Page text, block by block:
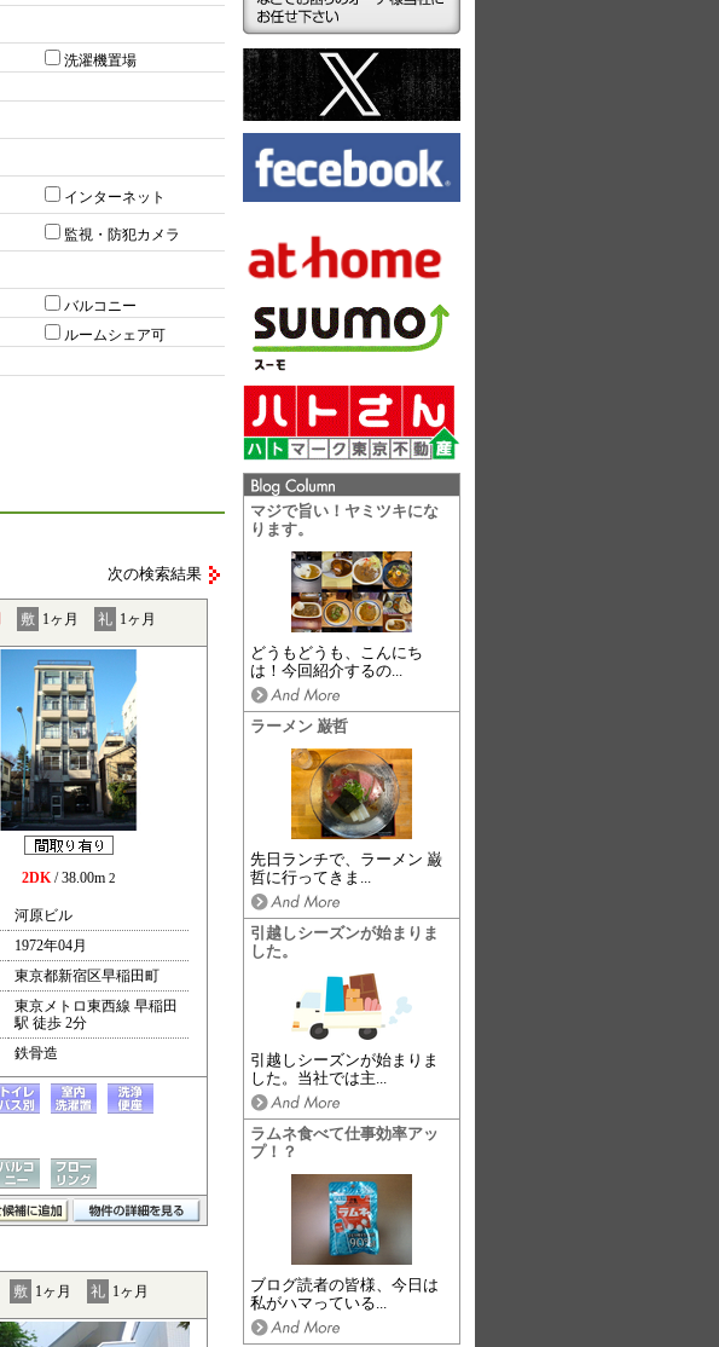
マジで旨い！ヤミツキにな
ります。
どうもどうも、こんにち
は！今回紹介するの...
ラーメン 巌哲
先日ランチで、ラーメン 巌
哲に行ってきま...
引越しシーズンが始まりま
した。
引越しシーズンが始まりま
した。当社では主...
ラムネ食べて仕事効率アッ
プ！？
ブログ読者の皆様、今日は
私がハマっている...
洗濯機置場
インターネット
監視・防犯カメラ
バルコニー
ルームシェア可
次の検索結果
敷 1ヶ月 礼 1ヶ月
2DK/ 38.00m 2
河原ビル
1972年04月
東京都新宿区早稲田町
東京メトロ東西線 早稲田
駅 徒歩 2分
鉄骨造
敷 1ヶ月 礼 1ヶ月